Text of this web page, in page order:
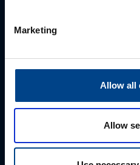
Marketing
Allow all
Allow
mark.milvek@utugroup.com
Eesnimi*